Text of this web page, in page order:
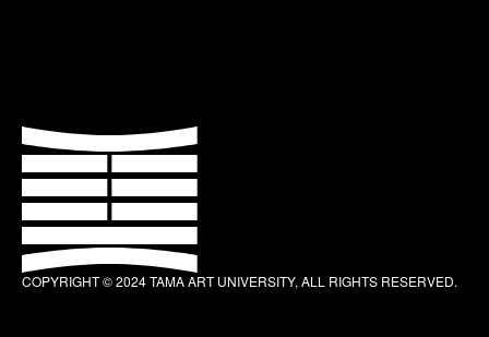
大学評価（認証評価）
教育情報の公表
COPYRIGHT © 2024 TAMA ART UNIVERSITY, ALL RIGHTS RESERVED.